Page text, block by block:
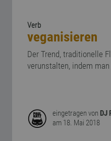
Verb
veganisieren
Der Trend, traditionelle
verunstalten, indem
eingetragen von DJ
am 18. Mai 2018